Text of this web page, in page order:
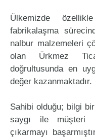
Ülkemizde
fabrikalaşma
nalbur malzemeleri
olan Ürkmez
doğrultusunda en
değer kazanmaktadır.
Sahibi olduğu; bilgi
saygı ile müşteri
çıkarmayı